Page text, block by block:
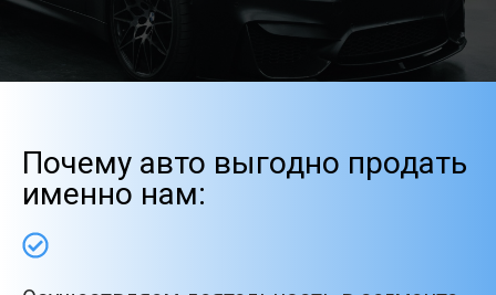
Почему авто выгодно продать
именно нам: